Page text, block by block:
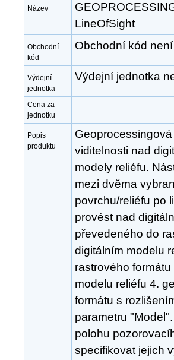
Název
LineOfSight
Obchodní
kód
Obchodní kód
Výdejní
jednotka
Výdejní jednotka
Cena za
jednotku
Popis
produktu
viditelnosti nad
modely reliéfu.
mezi dvěma
povrchu/reliéfu po
provést nad
převedeného do
digitálním modelu
rastrového
modelu reliéfu 4.
formátu s
parametru
polohu
specifikovat jejich